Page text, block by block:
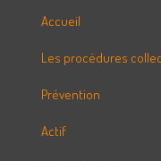
Accueil
Les procédures
Prévention
Actif